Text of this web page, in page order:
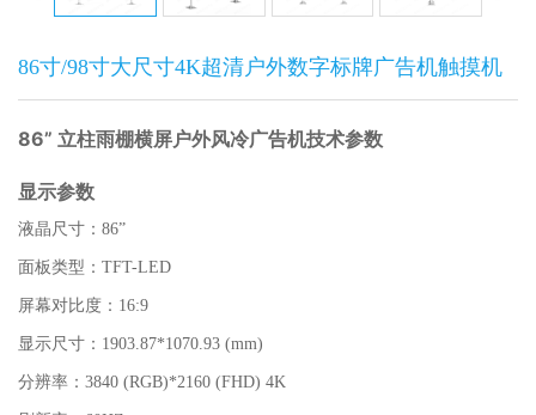
86寸/98寸大尺寸4K超清户外数字标牌广告机触摸机
86” 立柱雨棚横屏户外风冷广告机技术参数
显示参数
液晶尺寸：86”
面板类型：TFT-LED
屏幕对比度：16:9
显示尺寸：1903.87*1070.93 (mm)
分辨率：3840 (RGB)*2160 (FHD) 4K